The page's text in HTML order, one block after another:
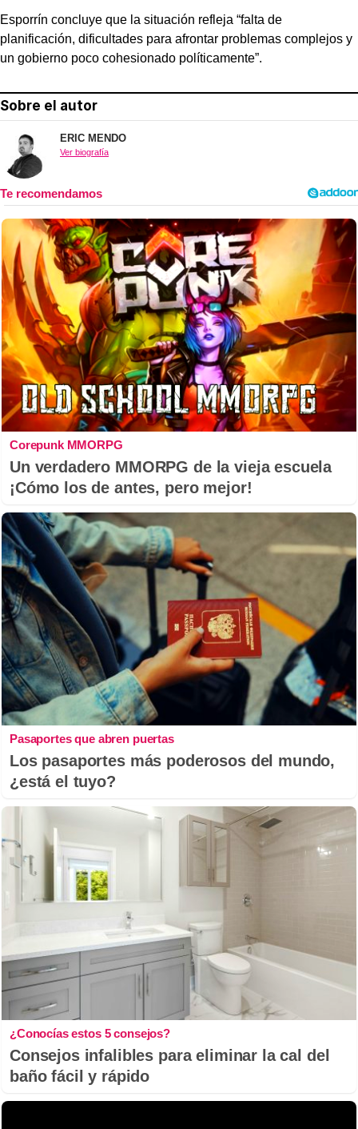
Esporrín concluye que la situación refleja “falta de
planificación, dificultades para afrontar problemas complejos y
un gobierno poco cohesionado políticamente”.
Sobre el autor
ERIC MENDO
Ver biografía
Corepunk MMORPG
Un verdadero MMORPG de la vieja escuela
¡Cómo los de antes, pero mejor!
Pasaportes que abren puertas
Los pasaportes más poderosos del mundo,
¿está el tuyo?
¿Conocías estos 5 consejos?
Consejos infalibles para eliminar la cal del
baño fácil y rápido